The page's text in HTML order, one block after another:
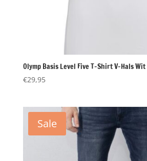
Olymp Basis Level Five T-Shirt V-Hals Wit
€29,95
Sale